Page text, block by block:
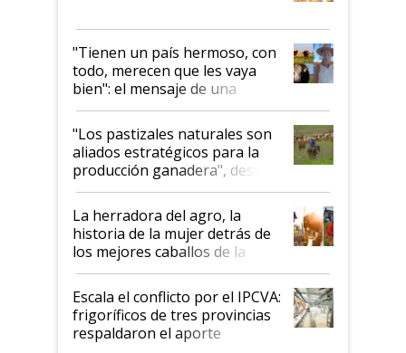
"Tienen un país hermoso, con
todo, merecen que les vaya
bien": el mensaje de una
ganadera uruguaya sobre las
oportunidades que se abren
para el agro en Argentina, con
foco en la carne
"Los pastizales naturales son
aliados estratégicos para la
producción ganadera", destaca
la iniciativa que ya reúne a 46
establecimientos en Argentina
La herradora del agro, la
historia de la mujer detrás de
los mejores caballos de la
Argentina y los mitos que
todavía hacen sufrir a estos
animales: "Mientras me
descalificaban, yo seguí
haciendo currículum"
Escala el conflicto por el IPCVA:
frigoríficos de tres provincias
respaldaron el aporte